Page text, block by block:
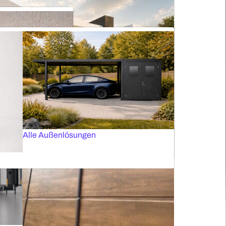
Fassadenrollos
Plissees für Dachfenster
Fassadenjalousien
Elektrische Vorhangschienen
Insektenschutztüren
Sektionaltore mit Verglasung
Alle Markisen
Alle Außenlösungen
lassen und für alle Fenstertypen geeignet sind. Der
und schützt Sie vor unerwünschten Mücken, Fliegen
antiallergischer Stoff Verdunkelt keine Räume